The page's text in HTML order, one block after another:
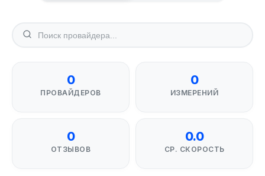
0
ПРОВАЙДЕРОВ
0
ИЗМЕРЕНИЙ
0
ОТЗЫВОВ
0.0
СР. СКОРОСТЬ